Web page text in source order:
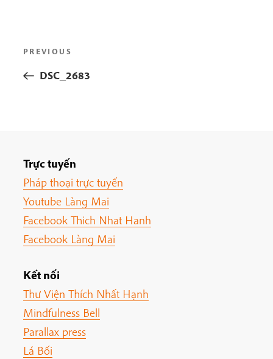
Previous
Post
PREVIOUS
DSC_2683
Trực tuyến
Pháp thoại trực tuyến
Youtube Làng Mai
Facebook Thich Nhat Hanh
Facebook Làng Mai
Kết nối
Thư Viện Thích Nhất Hạnh
Mindfulness Bell
Parallax press
Lá Bối